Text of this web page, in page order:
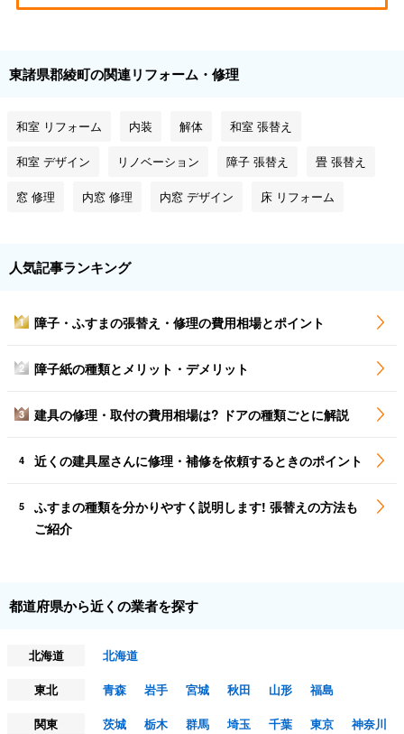
東諸県郡綾町の関連リフォーム・修理
和室 リフォーム 内装 解体 和室 張替え
和室 デザイン リノベーション 障子 張替え 畳 張替え
窓 修理 内窓 修理 内窓 デザイン 床 リフォーム
人気記事ランキング
1 障子・ふすまの張替え・修理の費用相場とポイント
2 障子紙の種類とメリット・デメリット
3 建具の修理・取付の費用相場は? ドアの種類ごとに解説
4 近くの建具屋さんに修理・補修を依頼するときのポイント
5
ふすまの種類を分かりやすく説明します! 張替えの方法も
ご紹介
都道府県から近くの業者を探す
北海道
北海道
東北
青森 岩手 宮城 秋田 山形
福島
関東
茨城 栃木 群馬 埼玉 千葉 東京
神奈川